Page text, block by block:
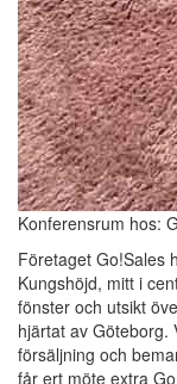
Konferensrum hos:
Företaget Go!Sales
Kungshöjd, mitt i
fönster och utsikt
hjärtat av Göteborg.
försäljning och
får ert möte extra